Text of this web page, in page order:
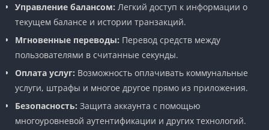
Управление балансом: Легкий доступ к информации о
текущем балансе и истории транзакций.
Мгновенные переводы: Перевод средств между
пользователями в считанные секунды.
Оплата услуг: Возможность оплачивать коммунальные
услуги, штрафы и многое другое прямо из приложения.
Безопасность: Защита аккаунта с помощью
многоуровневой аутентификации и других технологий.